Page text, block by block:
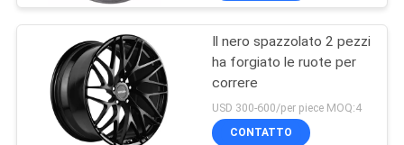
Monoblock ha
Il nero spazzolato 2 pezzi
ha forgiato le ruote per
correre
USD 300-600/per piece MOQ:4
CONTATTO